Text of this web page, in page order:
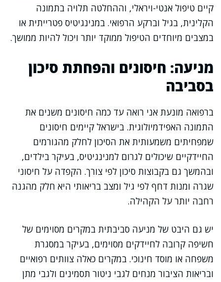
קיים טיפול אנטי-ויראלי, וההחלטה תלויה בתמונה
הקלינית, בגיל וברקע הרפואי. במנינגיטיס פטרייתית או
במצבים מיוחדים הטיפול ממוקד יותר ויכול להיות ממושך.
מניעה: חיסונים והפחתת סיכון
בסביבה
ברפואה מונעת אני רואה עד כמה חיסונים משנים את
התמונה האפידמיולוגית. בישראל קיימים חיסונים
שמפחיתים משמעותית את הסיכון לחלק מהגורמים
החיידקיים שיכולים לגרום למנינגיטיס, בעיקר בילדים,
ובהמשך גם בקבוצות סיכון לפי צורך. הקפדה על חיסוני
שגרה ומנות דחף לפי גיל ומצב בריאותי היא חלק מהגנה
רחבה יותר על הקהילה.
יש גם היבט של מניעה סביבתית במקרים מסוימים של
חשיפה קרובה לחיידקים מסוימים, בעיקר במסגרת
משפחה או מוסד חינוכי. במקרים כאלה צוותים רפואיים
ובריאות הציבור מנחים לגבי ניטור תסמינים ולגבי מתן